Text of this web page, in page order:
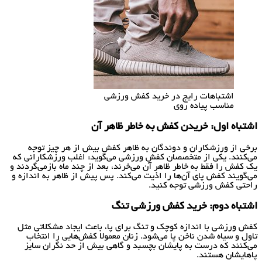
اشتباهات رایج در خرید کفش ورزشی
مناسب پیاده روی
اشتباه اول: خریدن کفش به خاطر ظاهر آن
برخی از ورزشکاران و دوندگان به ظاهر کفش بیش از هر چیز توجه
می‌کنند. یکی از متخصصان کفش ورزشی می‌گوید: اغلب ورزشکارانی که
یک کفش را فقط به خاطر ظاهر آن می‌خرند، بعد از چند ماه بازمی‌گردند و
می‌گویند کفش پای آن‌ها را اذیت می‌کند. پس پیش از ظاهر به اندازه و
راحتی کفش ورزشی توجه کنید.
اشتباه دوم: خرید کفش ورزشی تنگ
کفش ورزشی با اندازه کوچک و تنگ برای پا، باعث ایجاد مشکلاتی مثل
تاول و سیاه شدن ناخن پا می‌شود. زنان معمولا کفش‌هایی را انتخاب
می‌کنند که درست به پایشان بچسبد و گاهی بیش از حد نگران سایز
پاهایشان هستند.